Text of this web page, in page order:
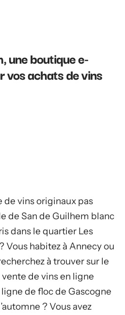
une boutique e-
vos achats de vins
de vins originaux pas
de San de Guilhem blanc
dans le quartier Les
Vous habitez à Annecy ou
à trouver sur le
de vins en ligne
de floc de Gascogne
? Vous avez